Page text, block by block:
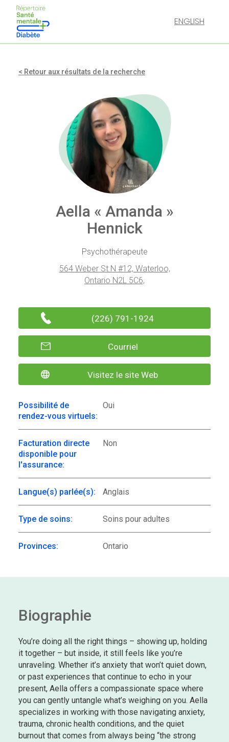
ENGLISH
< Retour aux résultats de la recherche
Aella « Amanda »
Hennick
Psychothérapeute
564 Weber St N #12, Waterloo,
Ontario N2L 5C6,
(226) 791-1924
Courriel
Visitez le site Web
Possibilité de
rendez-vous virtuels:
Oui
Facturation directe
disponible pour
l'assurance:
Non
Langue(s) parlée(s): Anglais
Type de soins: Soins pour adultes
Provinces: Ontario
Biographie
You’re doing all the right things – showing up, holding
it together – but inside, it still feels like you’re
unraveling. Whether it’s anxiety that won’t quiet down,
or past experiences that continue to echo in your
present, Aella offers a compassionate space where
you can gently untangle what’s weighing on you. Aella
specializes in working with those navigating anxiety,
trauma, chronic health conditions, and the quiet
burnout that comes from always being “the strong